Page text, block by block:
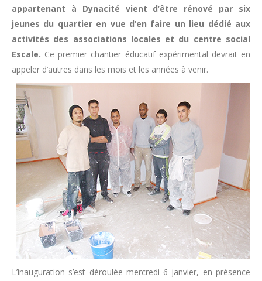
appartenant à Dynacité vient d’être rénové par six
jeunes du quartier en vue d’en faire un lieu dédié aux
activités des associations locales et du centre social
Escale. Ce premier chantier éducatif expérimental devrait en
appeler d’autres dans les mois et les années à venir.
L’inauguration s’est déroulée mercredi 6 janvier, en présence